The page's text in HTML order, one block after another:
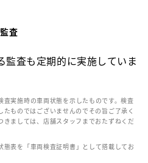
査
監査も定期的に実施していま
実施時の車両状態を示したものです。検査
ものではございませんのでその旨ご了承く
ましては、店舗スタッフまでおたずねくだ
表を「車両検査証明書」として搭載してお